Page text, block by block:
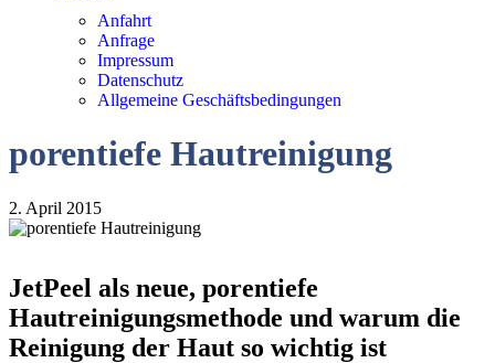
Anfahrt
Anfrage
Impressum
Datenschutz
Allgemeine Geschäftsbedingungen
porentiefe Hautreinigung
2. April 2015
JetPeel als neue, porentiefe
Hautreinigungsmethode und warum die
Reinigung der Haut so wichtig ist